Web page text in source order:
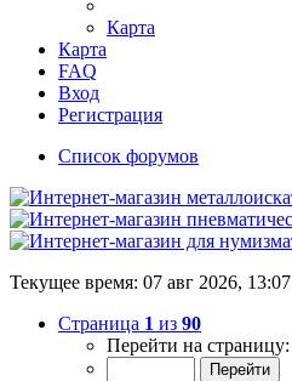
Карта
Карта
FAQ
Вход
Регистрация
Список форумов
Текущее время: 07 авг 2026, 13:07
Страница 1 из 90
Перейти на страницу: